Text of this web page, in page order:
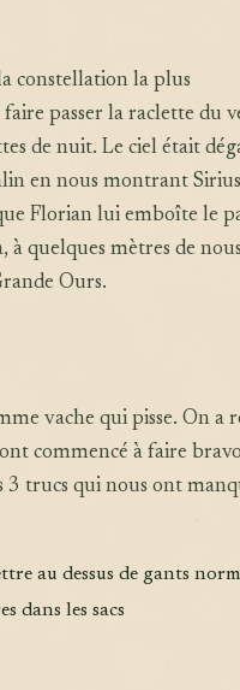
constellation la plus
faire passer la raclette du
de nuit. Le ciel était
en nous montrant
Florian lui emboîte le
à quelques mètres de
Ours.
vache qui pisse. On a
commencé à faire
3 trucs qui nous ont
au dessus de gants
dans les sacs